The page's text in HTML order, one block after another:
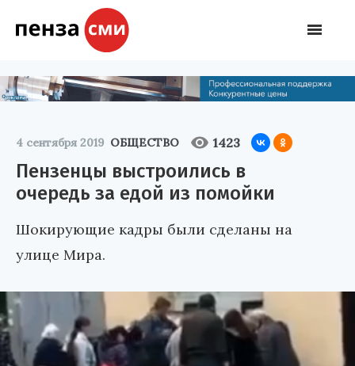
4 сентября 2019 ОБЩЕСТВО 1423
Пензенцы выстроились в
очередь за едой из помойки
Шокирующие кадры были сделаны на
улице Мира.